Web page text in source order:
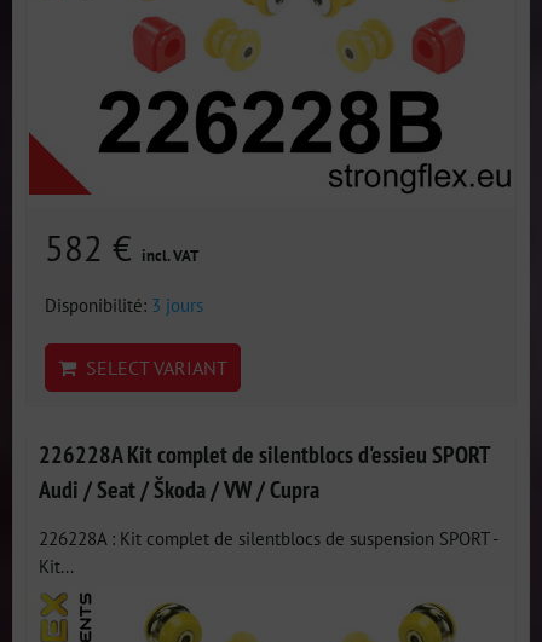
582 € incl. VAT
Disponibilité: 3 jours
SELECT VARIANT
226228A Kit complet de silentblocs d'essieu SPORT
Audi / Seat / Škoda / VW / Cupra
226228A : Kit complet de silentblocs de suspension SPORT -
Kit...